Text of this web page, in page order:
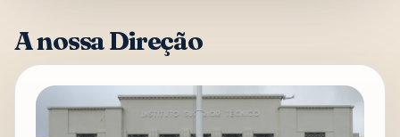
A nossa Direção